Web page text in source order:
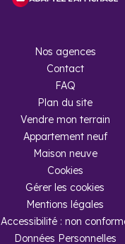
Nos agences
Contact
FAQ
Plan du site
Vendre mon terrain
Appartement neuf
Maison neuve
Cookies
Gérer les cookies
Mentions légales
Accessibilité : non
Données Personnelles